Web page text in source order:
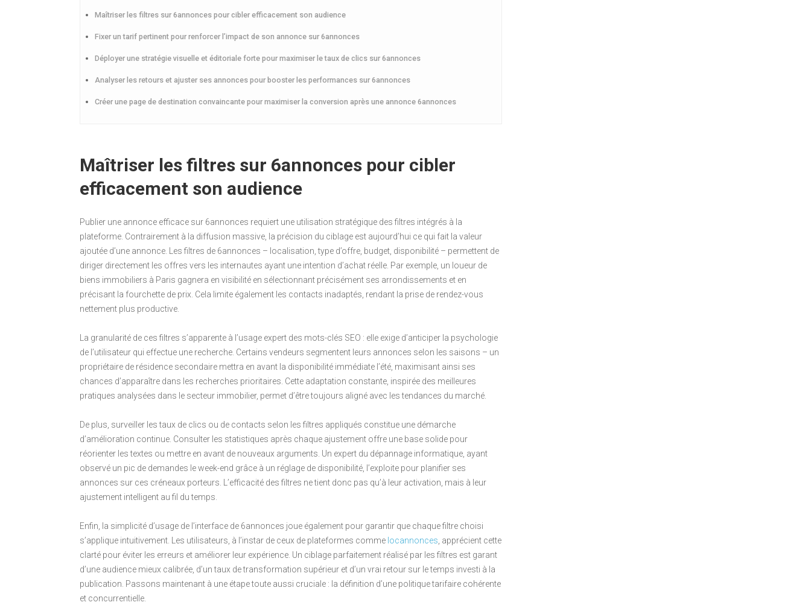
Maîtriser les filtres sur 6annonces pour cibler efficacement son audience
Fixer un tarif pertinent pour renforcer l’impact de son annonce sur 6annonces
Déployer une stratégie visuelle et éditoriale forte pour maximiser le taux de clics sur 6annonces
Analyser les retours et ajuster ses annonces pour booster les performances sur 6annonces
Créer une page de destination convaincante pour maximiser la conversion après une annonce 6annonces
Maîtriser les filtres sur 6annonces pour cibler
efficacement son audience
Publier une annonce efficace sur 6annonces requiert une utilisation stratégique des filtres intégrés à la
plateforme. Contrairement à la diffusion massive, la précision du ciblage est aujourd’hui ce qui fait la valeur
ajoutée d’une annonce. Les filtres de 6annonces – localisation, type d’offre, budget, disponibilité – permettent de
diriger directement les offres vers les internautes ayant une intention d’achat réelle. Par exemple, un loueur de
biens immobiliers à Paris gagnera en visibilité en sélectionnant précisément ses arrondissements et en
précisant la fourchette de prix. Cela limite également les contacts inadaptés, rendant la prise de rendez-vous
nettement plus productive.
La granularité de ces filtres s’apparente à l’usage expert des mots-clés SEO : elle exige d’anticiper la psychologie
de l’utilisateur qui effectue une recherche. Certains vendeurs segmentent leurs annonces selon les saisons – un
propriétaire de résidence secondaire mettra en avant la disponibilité immédiate l’été, maximisant ainsi ses
chances d’apparaître dans les recherches prioritaires. Cette adaptation constante, inspirée des meilleures
pratiques analysées dans le secteur immobilier, permet d’être toujours aligné avec les tendances du marché.
De plus, surveiller les taux de clics ou de contacts selon les filtres appliqués constitue une démarche
d’amélioration continue. Consulter les statistiques après chaque ajustement offre une base solide pour
réorienter les textes ou mettre en avant de nouveaux arguments. Un expert du dépannage informatique, ayant
observé un pic de demandes le week-end grâce à un réglage de disponibilité, l’exploite pour planifier ses
annonces sur ces créneaux porteurs. L’efficacité des filtres ne tient donc pas qu’à leur activation, mais à leur
ajustement intelligent au fil du temps.
Enfin, la simplicité d’usage de l’interface de 6annonces joue également pour garantir que chaque filtre choisi
s’applique intuitivement. Les utilisateurs, à l’instar de ceux de plateformes comme locannonces , apprécient cette
clarté pour éviter les erreurs et améliorer leur expérience. Un ciblage parfaitement réalisé par les filtres est garant
d’une audience mieux calibrée, d’un taux de transformation supérieur et d’un vrai retour sur le temps investi à la
publication. Passons maintenant à une étape toute aussi cruciale : la définition d’une politique tarifaire cohérente
et concurrentielle.